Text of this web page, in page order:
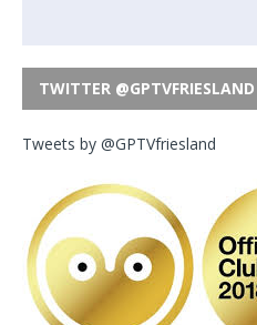
TWITTER @GPTVFRIESLAND
Tweets by @GPTVfriesland